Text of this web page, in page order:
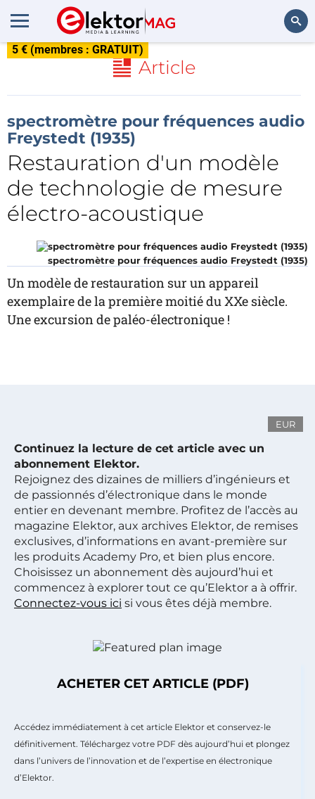
5 € (membres : GRATUIT)
Article
spectromètre pour fréquences audio
Freystedt (1935)
Restauration d'un modèle
de technologie de mesure
électro-acoustique
spectromètre pour fréquences audio Freystedt (1935)
Un modèle de restauration sur un appareil
exemplaire de la première moitié du XXe siècle.
Une excursion de paléo-électronique !
EUR
Continuez la lecture de cet article avec un
abonnement Elektor.
Rejoignez des dizaines de milliers d’ingénieurs et
de passionnés d’électronique dans le monde
entier en devenant membre. Profitez de l’accès au
magazine Elektor, aux archives Elektor, de remises
exclusives, d’informations en avant-première sur
les produits Academy Pro, et bien plus encore.
Choisissez un abonnement dès aujourd’hui et
commencez à explorer tout ce qu’Elektor a à offrir.
Connectez-vous ici si vous êtes déjà membre.
ACHETER CET ARTICLE (PDF)
Accédez immédiatement à cet article Elektor et conservez-le
définitivement. Téléchargez votre PDF dès aujourd’hui et plongez
dans l’univers de l’innovation et de l’expertise en électronique
d’Elektor.